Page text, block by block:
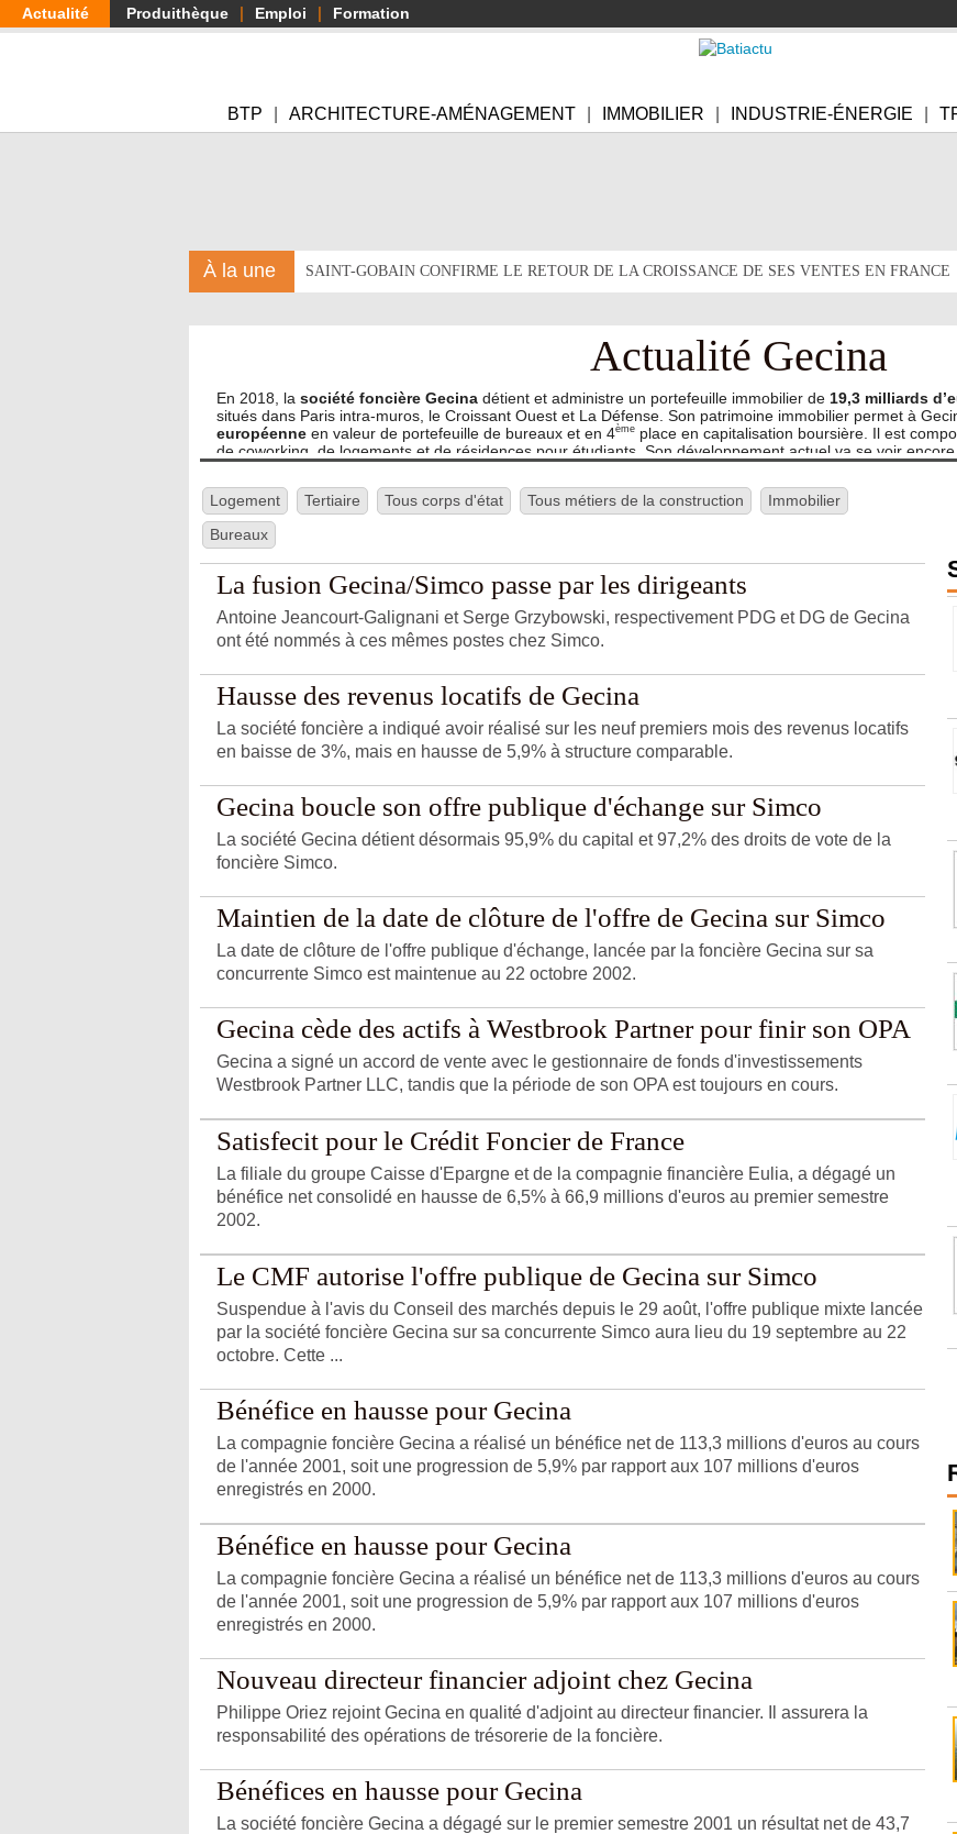
Aller
au
Actualité Produithèque Emploi Formation
BTP ARCHITECTURE-AMÉNAGEMENT IMMOBILIER INDUSTRIE-ÉNERGIE
À la une SAINT-GOBAIN CONFIRME LE RETOUR DE LA CROISSANCE DE SES VENTES EN FRANCE
Actualité Gecina
En 2018, la société foncière Gecina détient et administre un portefeuille immobilier de 19,3 milliards
situés dans Paris intra-muros, le Croissant Ouest et La Défense. Son patrimoine immobilier permet à
européenne en valeur de portefeuille de bureaux et en 4ème place en capitalisation boursière. Il est
de coworking, de logements et de résidences pour étudiants. Son développement actuel va se voir
Grand Paris.
Les 4 axes principaux de Gecina reposent sur le bien-être des occupants, l’économie circulaire
déchets recyclés, la biodiversité avec près de
avec 70 % de ses consommations d’électricité couvertes par un contrat d’énergie verte. Gecina lance sa
propose ainsi une qualité de services de premier plan à ses 100 000 clients, particuliers et entreprises.
une production d’énergies renouvelables , comme des panneaux photovoltaïques.
Logement Tertiaire Tous corps d'état Tous métiers de la construction
Immobilier
Bureaux
La fusion Gecina/Simco passe par les dirigeants
Antoine Jeancourt-Galignani et Serge Grzybowski, respectivement PDG et DG de Gecina
ont été nommés à ces mêmes postes chez Simco.
Hausse des revenus locatifs de Gecina
La société foncière a indiqué avoir réalisé sur les neuf premiers mois des revenus locatifs
en baisse de 3%, mais en hausse de 5,9% à structure comparable.
Gecina boucle son offre publique d'échange sur Simco
La société Gecina détient désormais 95,9% du capital et 97,2% des droits de vote de la
foncière Simco.
Maintien de la date de clôture de l'offre de Gecina sur Simco
La date de clôture de l'offre publique d'échange, lancée par la foncière Gecina sur sa
concurrente Simco est maintenue au 22 octobre 2002.
Gecina cède des actifs à Westbrook Partner pour finir son OPA
Gecina a signé un accord de vente avec le gestionnaire de fonds d'investissements
Westbrook Partner LLC, tandis que la période de son OPA est toujours en cours.
Satisfecit pour le Crédit Foncier de France
La filiale du groupe Caisse d'Epargne et de la compagnie financière Eulia, a dégagé un
bénéfice net consolidé en hausse de 6,5% à 66,9 millions d'euros au premier semestre
2002.
Le CMF autorise l'offre publique de Gecina sur Simco
Suspendue à l'avis du Conseil des marchés depuis le 29 août, l'offre publique mixte lancée
par la société foncière Gecina sur sa concurrente Simco aura lieu du 19 septembre au 22
octobre. Cette ...
Bénéfice en hausse pour Gecina
La compagnie foncière Gecina a réalisé un bénéfice net de 113,3 millions d'euros au cours
de l'année 2001, soit une progression de 5,9% par rapport aux 107 millions d'euros
enregistrés en 2000.
Bénéfice en hausse pour Gecina
La compagnie foncière Gecina a réalisé un bénéfice net de 113,3 millions d'euros au cours
de l'année 2001, soit une progression de 5,9% par rapport aux 107 millions d'euros
enregistrés en 2000.
Nouveau directeur financier adjoint chez Gecina
Philippe Oriez rejoint Gecina en qualité d'adjoint au directeur financier. Il assurera la
responsabilité des opérations de trésorerie de la foncière.
Bénéfices en hausse pour Gecina
La société foncière Gecina a dégagé sur le premier semestre 2001 un résultat net de 43,7